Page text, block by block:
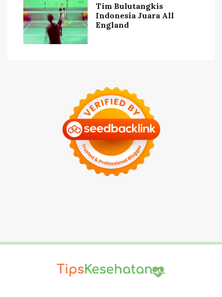
Tim Bulutangkis
Indonesia Juara All
England